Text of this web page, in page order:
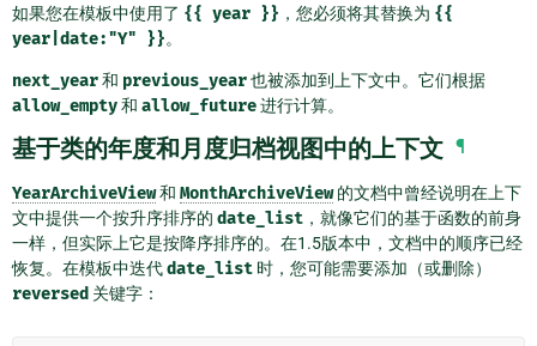
如果您在模板中使用了 {{ year }} ，您必须将其替换为 {{
year|date:"Y"
}}。
next_year和 previous_year也被添加到上下文中。它们根据
allow_empty和 allow_future进行计算。
基于类的年度和月度归档视图中的上下文 ¶
YearArchiveView和 MonthArchiveView的文档中曾经说明在上下
文中提供一个按升序排序的 date_list ，就像它们的基于函数的前身
一样，但实际上它是按降序排序的。在1.5版本中，文档中的顺序已经
恢复。在模板中迭代date_list 时，您可能需要添加（或删除）
reversed 关键字：